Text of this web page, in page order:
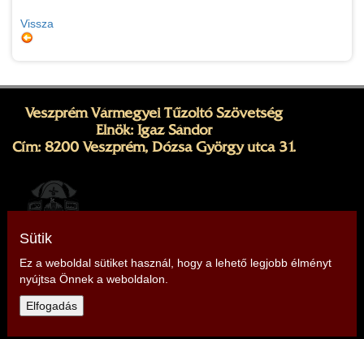
Vissza
Veszprém Vármegyei Tűzoltó Szövetség
Elnök: Igaz Sándor
Cím: 8200 Veszprém, Dózsa György utca 31.
Telefon: +36 30 348 1612,
E-mail:
Sütik
Ez a weboldal sütiket használ, hogy a lehető legjobb élményt
nyújtsa Önnek a weboldalon.
Elfogadás